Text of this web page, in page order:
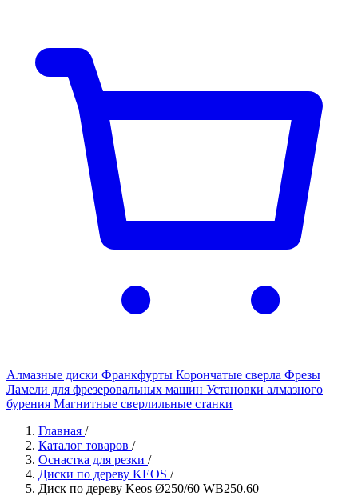
Алмазные диски Франкфурты Корончатые сверла Фрезы
Ламели для фрезеровальных машин Установки алмазного
бурения Магнитные сверлильные станки
Главная /
Каталог товаров /
Оснастка для резки /
Диски по дереву KEOS /
Диск по дереву Keos Ø250/60 WB250.60